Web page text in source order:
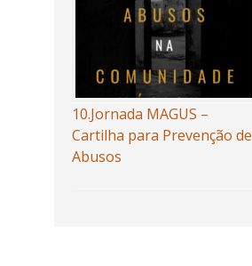
10.Jornada MAGUS –
Cartilha para Prevenção de
Abusos